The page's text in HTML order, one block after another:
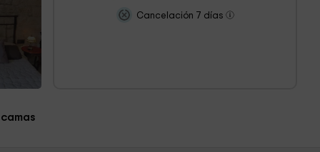
Cancelación 7 días
camas